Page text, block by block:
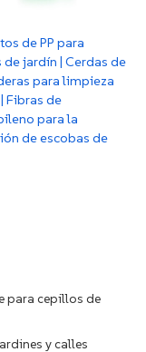
de PP para
de jardín | Cerdas de
para limpieza
Fibras de
para la
de escobas de
para cepillos de
y calles